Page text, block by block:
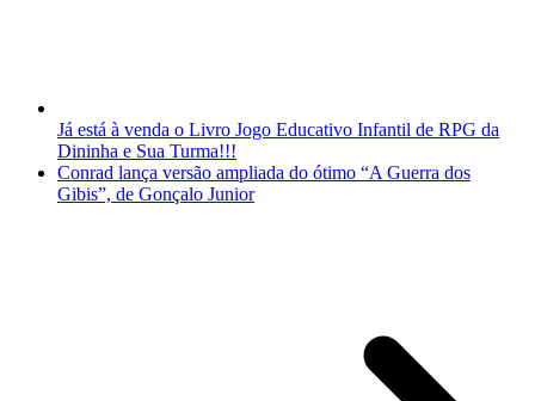
Já está à venda o Livro Jogo Educativo Infantil de RPG da
Dininha e Sua Turma!!!
Conrad lança versão ampliada do ótimo “A Guerra dos
Gibis”, de Gonçalo Junior